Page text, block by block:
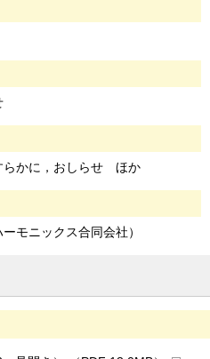
らかに，おしらせ ほか
ニックス合同会社）